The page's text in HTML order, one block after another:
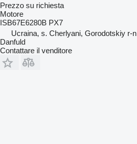
Prezzo su richiesta
Motore
ISB67E6280B PX7
Ucraina, s. Cherlyani, Gorodotskiy r-n
Danfuld
Contattare il venditore